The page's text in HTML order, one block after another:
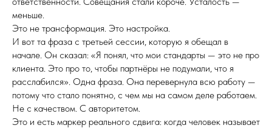
меньше.
Это не трансформация. Это настройка.
И вот та фраза с третьей сессии, которую я обещал в
начале. Он сказал: «Я понял, что мои стандарты — это не про
клиента. Это про то, чтобы партнёры не подумали, что я
расслабился». Одна фраза. Она перевернула всю работу —
потому что стало понятно, с чем мы на самом деле работаем.
Не с качеством. С авторитетом.
Это и есть маркер реального сдвига: когда человек называет